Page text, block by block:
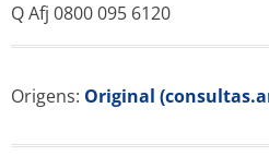
Q Afj 0800 095 6120
Origens: Original